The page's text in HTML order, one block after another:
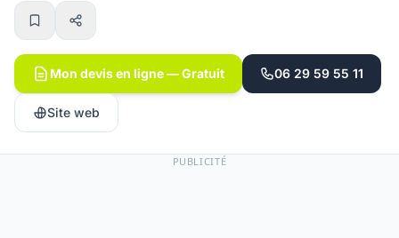
Mon devis en ligne — Gratuit 06 29 59 55 11
Site web
PUBLICITÉ